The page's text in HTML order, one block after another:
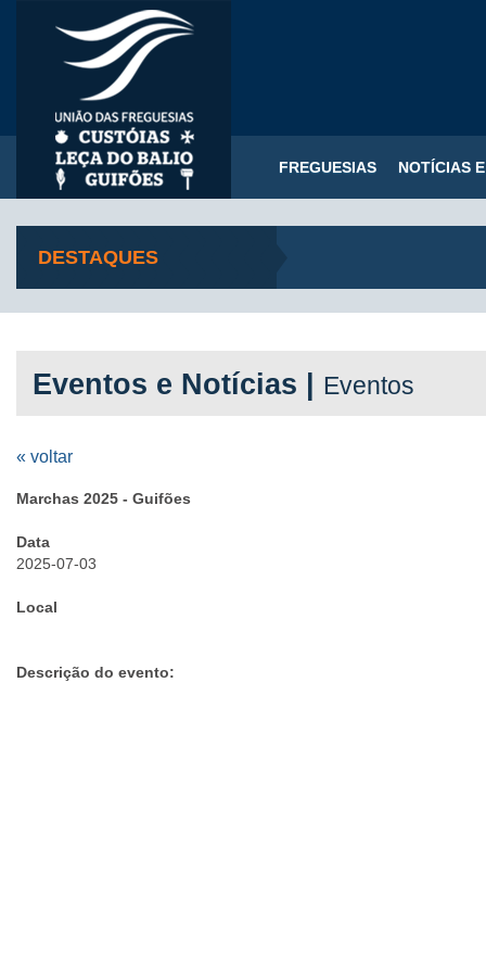
FREGUESIAS NOTÍCIAS
DESTAQUES
Eventos e Notícias | Eventos
« voltar
Marchas 2025 - Guifões
Data
2025-07-03
Local
Descrição do evento: